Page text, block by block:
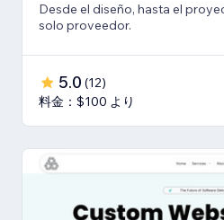
Desde el diseño, hasta el
solo proveedor.
5.0 (12)
料金：$100 より